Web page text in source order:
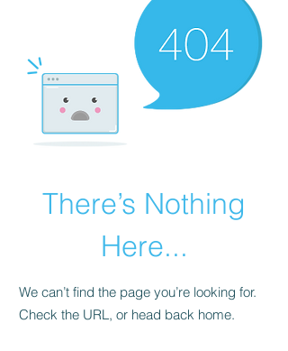
There’s Nothing
Here...
We can’t find the page you’re looking for.
Check the URL, or head back home.